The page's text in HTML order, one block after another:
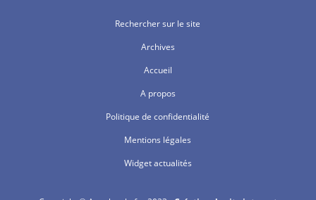
Rechercher sur le site
Archives
Accueil
A propos
Politique de confidentialité
Mentions légales
Widget actualités